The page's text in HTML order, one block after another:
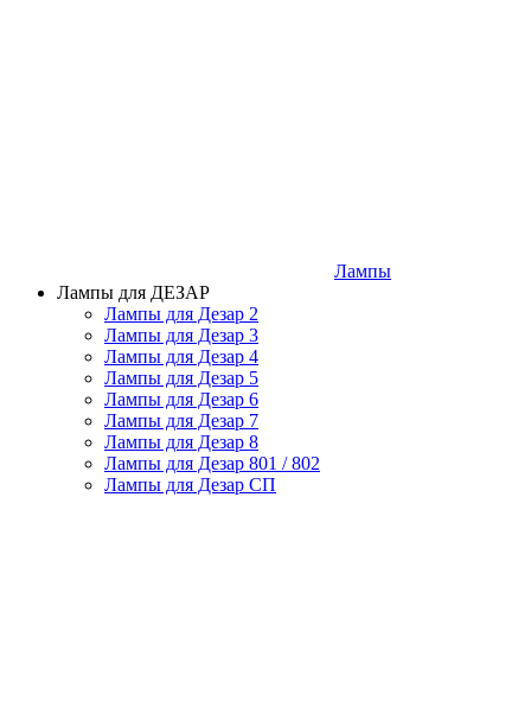
Лампы
Лампы для ДЕЗАР
Лампы для Дезар 2
Лампы для Дезар 3
Лампы для Дезар 4
Лампы для Дезар 5
Лампы для Дезар 6
Лампы для Дезар 7
Лампы для Дезар 8
Лампы для Дезар 801 / 802
Лампы для Дезар СП